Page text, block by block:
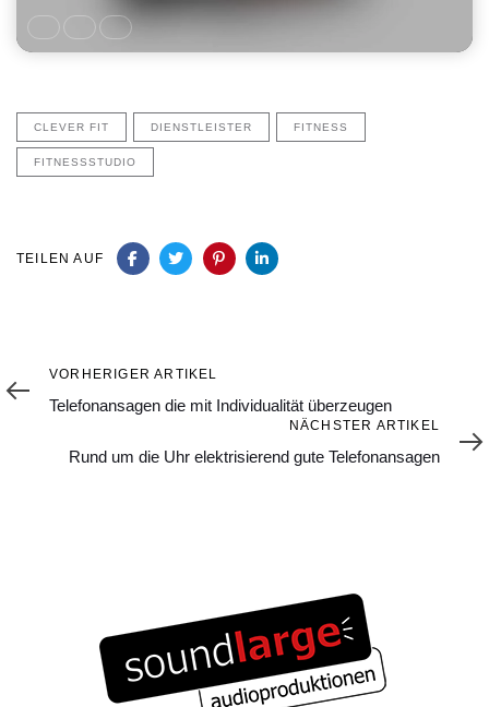
CLEVER FIT DIENSTLEISTER FITNESS
FITNESSSTUDIO
TEILEN AUF
Vorheriger
Artikel
VORHERIGER ARTIKEL
Telefonansagen die mit Individualität überzeugen
Artikel
NÄCHSTER ARTIKEL
Rund um die Uhr elektrisierend gute Telefonansagen